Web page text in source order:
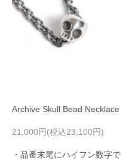
Archive Skull Bead Necklace
21,000円(税込23,100円)
・品番末尾にハイフン数字で